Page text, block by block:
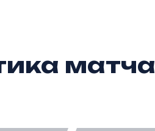
матча